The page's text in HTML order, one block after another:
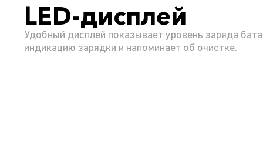
LED-дисплей
Удобный дисплей показывает уровень заряда
индикацию зарядки и напоминает об очистке.